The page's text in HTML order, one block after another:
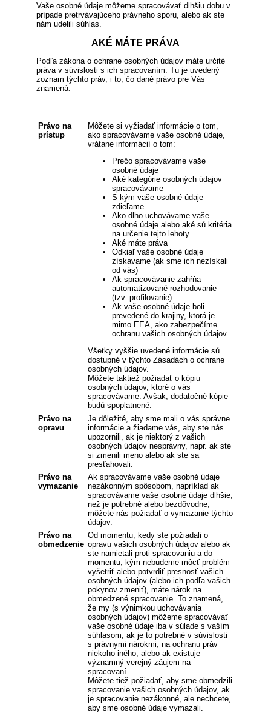
Vaše osobné údaje môžeme spracovávať dlhšiu dobu v
prípade pretrvávajúceho právneho sporu, alebo ak ste
nám udelili súhlas.
AKÉ MÁTE PRÁVA
Podľa zákona o ochrane osobných údajov máte určité
práva v súvislosti s ich spracovaním. Tu je uvedený
zoznam týchto práv, i to, čo dané právo pre Vás
znamená.
Právo na
prístup
Môžete si vyžiadať informácie o tom,
ako spracovávame vaše osobné údaje,
vrátane informácií o tom:
Prečo spracovávame vaše
osobné údaje
Aké kategórie osobných údajov
spracovávame
S kým vaše osobné údaje
zdieľame
Ako dlho uchovávame vaše
osobné údaje alebo aké sú kritéria
na určenie tejto lehoty
Aké máte práva
Odkiaľ vaše osobné údaje
získavame (ak sme ich nezískali
od vás)
Ak spracovávanie zahŕňa
automatizované rozhodovanie
(tzv. profilovanie)
Ak vaše osobné údaje boli
prevedené do krajiny, ktorá je
mimo EEA, ako zabezpečíme
ochranu vašich osobných údajov.
Všetky vyššie uvedené informácie sú
dostupné v týchto Zásadách o ochrane
osobných údajov.
Môžete taktiež požiadať o kópiu
osobných údajov, ktoré o vás
spracovávame. Avšak, dodatočné kópie
budú spoplatnené.
Právo na
opravu
Je dôležité, aby sme mali o vás správne
informácie a žiadame vás, aby ste nás
upozornili, ak je niektorý z vašich
osobných údajov nesprávny, napr. ak ste
si zmenili meno alebo ak ste sa
presťahovali.
Právo na
vymazanie
Ak spracovávame vaše osobné údaje
nezákonným spôsobom, napríklad ak
spracovávame vaše osobné údaje dlhšie,
než je potrebné alebo bezdôvodne,
môžete nás požiadať o vymazanie týchto
údajov.
Právo na
obmedzenie
Od momentu, kedy ste požiadali o
opravu vašich osobných údajov alebo ak
ste namietali proti spracovaniu a do
momentu, kým nebudeme môcť problém
vyšetriť alebo potvrdiť presnosť vašich
osobných údajov (alebo ich podľa vašich
pokynov zmeniť), máte nárok na
obmedzené spracovanie. To znamená,
že my (s výnimkou uchovávania
osobných údajov) môžeme spracovávať
vaše osobné údaje iba v súlade s vaším
súhlasom, ak je to potrebné v súvislosti
s právnymi nárokmi, na ochranu práv
niekoho iného, alebo ak existuje
významný verejný záujem na
spracovaní.
Môžete tiež požiadať, aby sme obmedzili
spracovanie vašich osobných údajov, ak
je spracovanie nezákonné, ale nechcete,
aby sme osobné údaje vymazali.